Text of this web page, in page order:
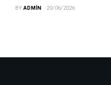
BYADMIN 20/06/2026